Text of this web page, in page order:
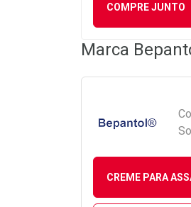
COMPRE JUNTO
Marca
CREME PARA